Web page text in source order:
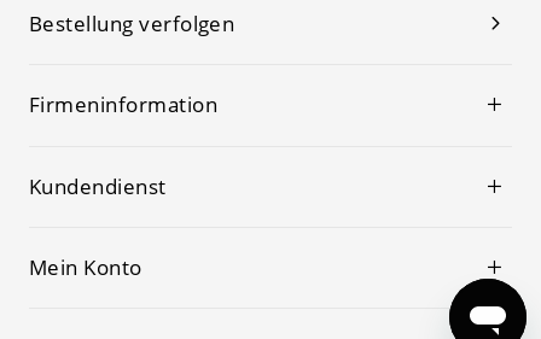
Bestellung verfolgen
Firmeninformation
Kundendienst
Mein Konto